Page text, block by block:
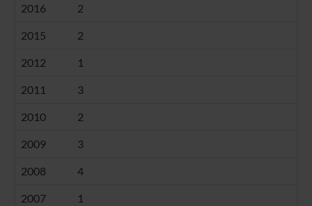
2016 2
2015 2
2012 1
2011 3
2010 2
2009 3
2008 4
2007 1